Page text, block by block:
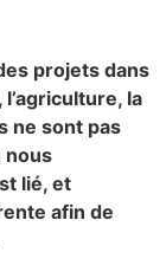
projets dans
la
ne sont pas
nous
lié, et
afin de